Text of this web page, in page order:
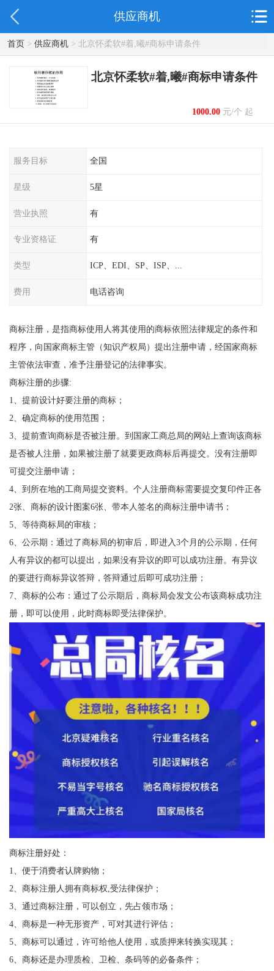
供应商机
首页> 供应商机> 北京怀柔软#着,曦#商标申请条件
北京怀柔软#着,曦#商标申请条件
1000.00元/个 起
服务目标 全国
星级 5星
营业执照 有
专业资格证 有
类型 ICP、EDI、SP、ISP、...
费用 电话咨询
商标注册，是指商标使用人将其使用的商标依照法律规定的条件和
程序，向国家商标主管（知识产权局）提出注册申请，经国家商标
主管依法审查，准予注册登记的法律事实。
商标注册的步骤:
1、提前设计好要注册的商标；
2、确定商标的使用范围；
3、提前查询商标是否被注册。到国家工商总局的网站上查询该商标
是否被人注册，如果被注册了就要更政商标后再提交。没有注册即
可提交注册申请；
4、到所在地的工商局提交资料。个人注册商标需要提交复印件正各
2张、商标的设计图案6张、带本人签名的商标注册申请书；
5、等待商标局的审核；
6、公示期：通过了商标局的初审后，即进入3个月的公示期，任何
人有异议的都可以提出，如果没有异议的即可以成功注册。有异议
的要进行商标异议答辩，答辩通过后即可成功注册；
7、商标的公布：通过了公示期后，商标局会发文公布该商标成功注
册，即可以使用，此时商标即受法律保护。
商标注册好处：
1、便于消费者认牌购物；
2、商标注册人拥有商标权,受法律保护；
3、通过商标注册，可以创立，先占领市场；
4、商标是一种无形资产，可对其进行评估；
5、商标可以通过，许可给他人使用，或质押来转换实现其；
6、商标还是办理质检、卫检、条码等的必备条件；